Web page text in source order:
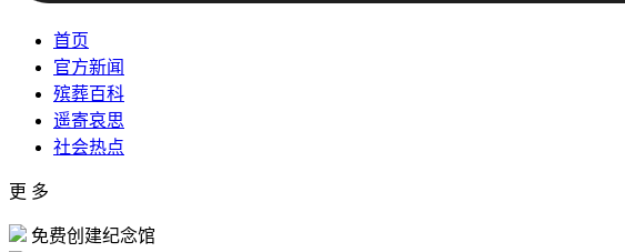
首页
官方新闻
殡葬百科
遥寄哀思
社会热点
更 多
免费创建纪念馆